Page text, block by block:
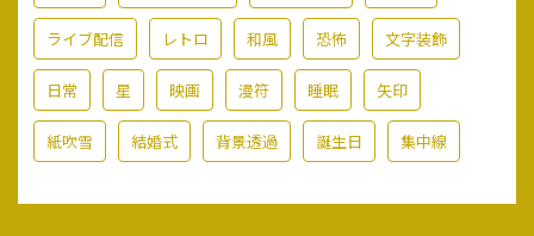
ライブ配信 レトロ 和風 恐怖 文字装飾
日常 星 映画 漫符 睡眠 矢印
紙吹雪 結婚式 背景透過 誕生日 集中線